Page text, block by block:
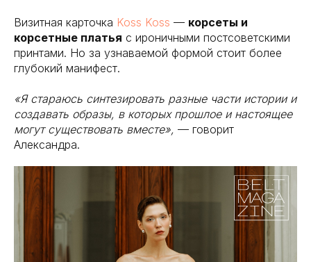
Визитная карточка Koss Koss — корсеты и
корсетные платья с ироничными постсоветскими
принтами. Но за узнаваемой формой стоит более
глубокий манифест.
«Я стараюсь синтезировать разные части истории и
создавать образы, в которых прошлое и настоящее
могут существовать вместе», — говорит
Александра.